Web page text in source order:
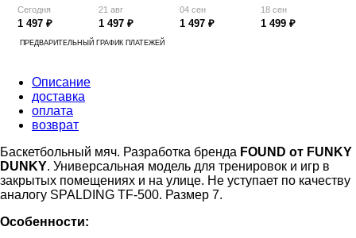
Сегодня
1 497 ₽
21 авг
1 497 ₽
04 сен
1 497 ₽
18 сен
1 499 ₽
ПРЕДВАРИТЕЛЬНЫЙ ГРАФИК ПЛАТЕЖЕЙ
Описание
доставка
оплата
возврат
Баскетбольный мяч. Разработка бренда FOUND от FUNKY
DUNKY. Универсальная модель для тренировок и игр в
закрытых помещениях и на улице. Не уступает по качеству
аналогу SPALDING TF-500. Размер 7.
Особенности: